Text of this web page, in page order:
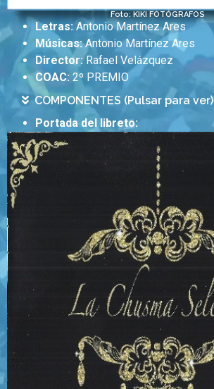
Foto: KIKI FOTÓGRAFOS
Letras:Antonio Martínez Ares
Músicas:Antonio Martínez Ares
Director:Rafael Velázquez
COAC: 2º PREMIO
COMPONENTES (Pulsar para ver)
Portada del libreto: